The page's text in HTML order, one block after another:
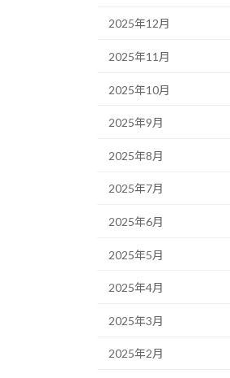
2025年12月
2025年11月
2025年10月
2025年9月
2025年8月
2025年7月
2025年6月
2025年5月
2025年4月
2025年3月
2025年2月